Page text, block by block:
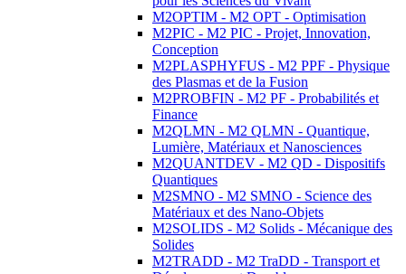
M2OPTIM - M2 OPT - Optimisation
M2PIC - M2 PIC - Projet, Innovation,
Conception
M2PLASPHYFUS - M2 PPF - Physique
des Plasmas et de la Fusion
M2PROBFIN - M2 PF - Probabilités et
Finance
M2QLMN - M2 QLMN - Quantique,
Lumière, Matériaux et Nanosciences
M2QUANTDEV - M2 QD - Dispositifs
Quantiques
M2SMNO - M2 SMNO - Science des
Matériaux et des Nano-Objets
M2SOLIDS - M2 Solids - Mécanique des
Solides
M2TRADD - M2 TraDD - Transport et